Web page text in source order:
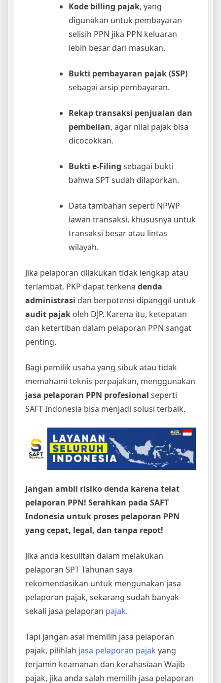
Kode billing pajak, yang
digunakan untuk pembayaran
selisih PPN jika PPN keluaran
lebih besar dari masukan.
Bukti pembayaran pajak (SSP)
sebagai arsip pembayaran.
Rekap transaksi penjualan dan
pembelian, agar nilai pajak bisa
dicocokkan.
Bukti e-Filing sebagai bukti
bahwa SPT sudah dilaporkan.
Data tambahan seperti NPWP
lawan transaksi, khususnya untuk
transaksi besar atau lintas
wilayah.
Jika pelaporan dilakukan tidak lengkap atau
terlambat, PKP dapat terkena denda
administrasi dan berpotensi dipanggil untuk
audit pajak oleh DJP. Karena itu, ketepatan
dan ketertiban dalam pelaporan PPN sangat
penting.
Bagi pemilik usaha yang sibuk atau tidak
memahami teknis perpajakan, menggunakan
jasa pelaporan PPN profesional seperti
SAFT Indonesia bisa menjadi solusi terbaik.
Jangan ambil risiko denda karena telat
pelaporan PPN! Serahkan pada SAFT
Indonesia untuk proses pelaporan PPN
yang cepat, legal, dan tanpa repot!
Jika anda kesulitan dalam melakukan
pelaporan SPT Tahunan saya
rekomendasikan untuk mengunakan jasa
pelaporan pajak, sekarang sudah banyak
sekali jasa pelaporan pajak.
Tapi jangan asal memilih jasa pelaporan
pajak, pilihlah jasa pelaporan pajak yang
terjamin keamanan dan kerahasiaan Wajib
pajak, jika anda salah memilih jasa pelaporan